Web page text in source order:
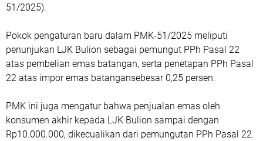
51/2025).
Pokok pengaturan baru dalam PMK-51/2025 meliputi
penunjukan LJK Bulion sebagai pemungut PPh Pasal 22
atas pembelian emas batangan, serta penetapan PPh Pasal
22 atas impor emas batangansebesar 0,25 persen.
PMK ini juga mengatur bahwa penjualan emas oleh
konsumen akhir kepada LJK Bulion sampai dengan
Rp10.000.000, dikecualikan dari pemungutan PPh Pasal 22.